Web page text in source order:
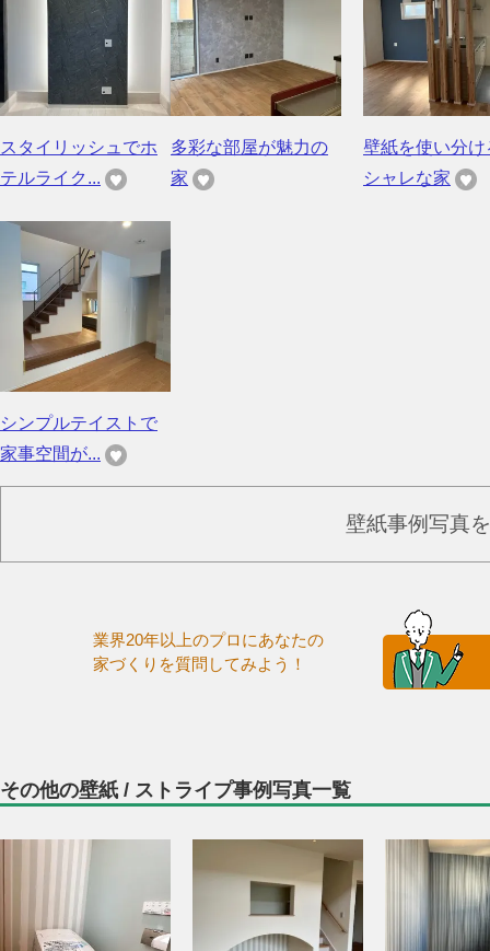
スタイリッシュでホ
テルライク...
多彩な部屋が魅力の
家
壁紙を使い分け
シャレな家
シンプルテイストで
家事空間が...
壁紙事例写真
業界20年以上のプロにあなたの
家づくりを質問してみよう！
その他の壁紙 / ストライプ事例写真一覧